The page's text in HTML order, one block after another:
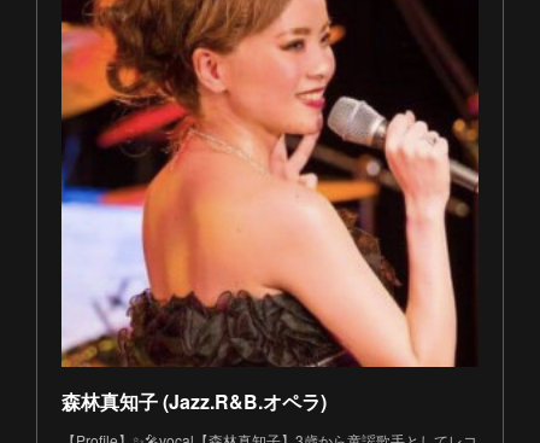
森林真知子 (Jazz.R&B.オペラ)